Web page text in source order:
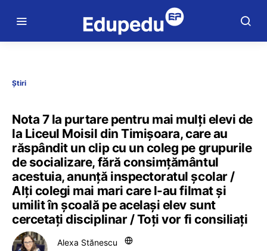
Știri
Nota 7 la purtare pentru mai mulți elevi de
la Liceul Moisil din Timișoara, care au
răspândit un clip cu un coleg pe grupurile
de socializare, fără consimțământul
acestuia, anunță inspectoratul școlar /
Alți colegi mai mari care l-au filmat și
umilit în școală pe același elev sunt
cercetați disciplinar / Toți vor fi consiliați
Alexa Stănescu